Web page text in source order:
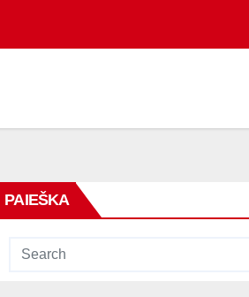
PAIEŠKA